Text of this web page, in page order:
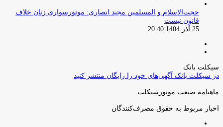
حجت‌الاسلام و المسلمین مجید انصاری: موتورسواری زنان خلاف
قانون نیست
25 آذر 1404 20:40
سیکلت بانک
در سیکلت بانک آگهی‌های خود را رایگان منتشر کنید
ماهنامه صنعت موتورسیکلت
اخبار مربوط به حقوق مصرف‌کنندگان